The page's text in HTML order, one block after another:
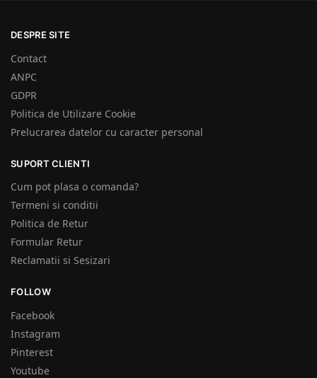
DESPRE SITE
Contact
ANPC
GDPR
Politica de Utilizare Cookie
Prelucrarea datelor cu caracter personal
SUPORT CLIENTI
Cum pot plasa o comanda?
Termeni si conditii
Politica de Retur
Formular Retur
Reclamatii si Sesizari
FOLLOW
Facebook
Instagram
Pinterest
Youtube